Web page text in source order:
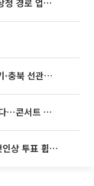
태풍 '돌핀' 오키나와 접근…일본기상청 경로 업데이트
추가 압수수색
빅뱅, 20주년 기념 '새 뱅봉' 선보인다⋯콘서트 앞두고 팝업 개최
‘나솔사계’ 국화, 결별 후 재등장⋯첫인상 투표 휩쓸고 ‘인기녀’ 등극